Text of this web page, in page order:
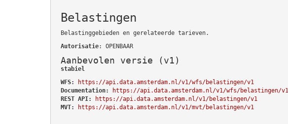
Belastingen
Belastinggebieden en gerelateerde tarieven.
Autorisatie: OPENBAAR
Aanbevolen versie (v1)
stabiel
WFS:
https://api.data.amsterdam.nl/v1/wfs/belastingen/v1
Documentation:
https://api.data.amsterdam.nl/v1/wfs/belastingen/v1
REST API:
https://api.data.amsterdam.nl/v1/belastingen/v1
MVT:
https://api.data.amsterdam.nl/v1/mvt/belastingen/v1